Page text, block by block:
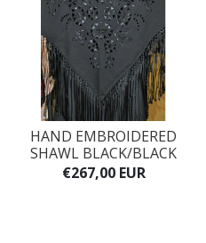
HAND EMBROIDERED
SHAWL BLACK/BLACK
€267,00 EUR